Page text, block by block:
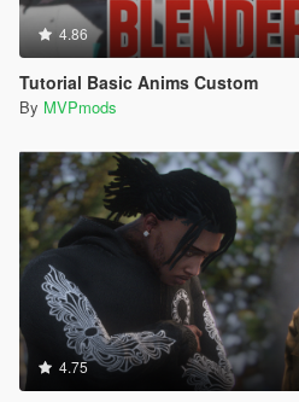
4.86
Tutorial Basic Anims Custom
By MVPmods
4.75